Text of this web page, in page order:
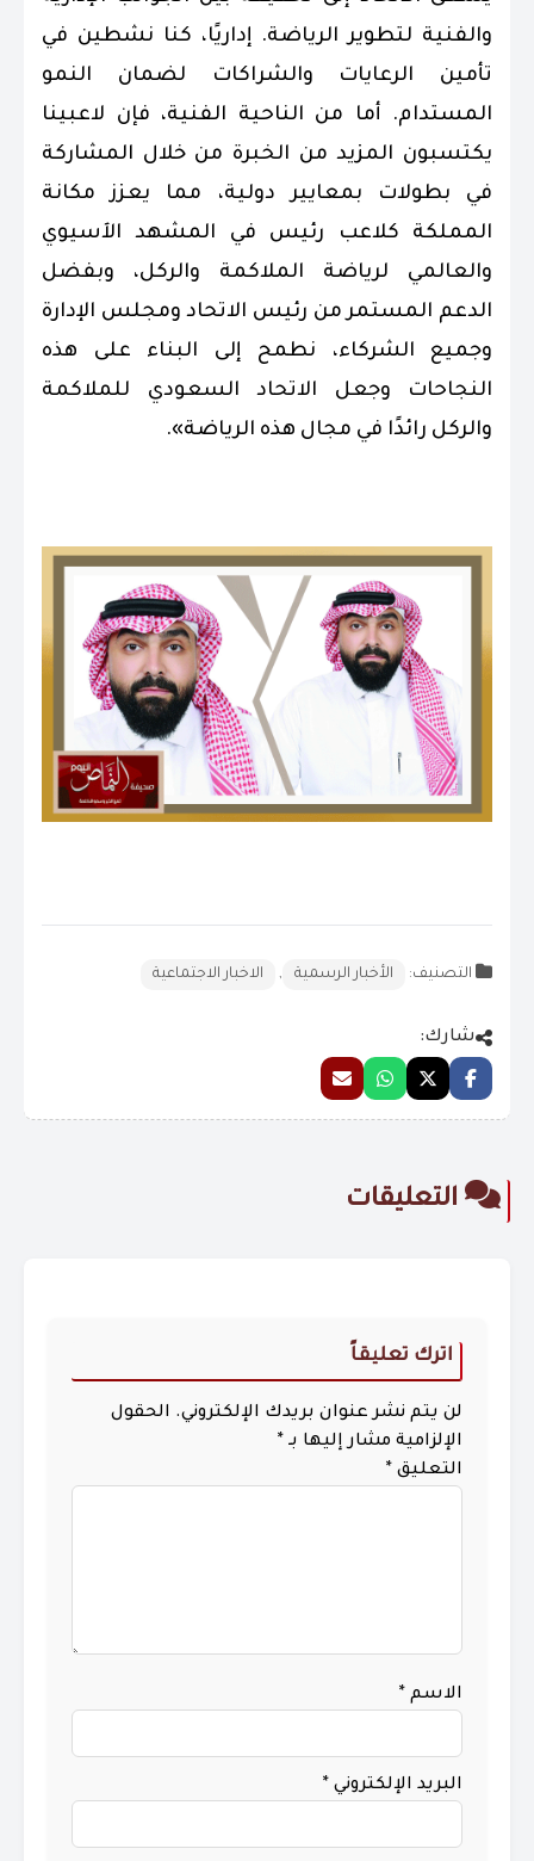
والفنية لتطوير الرياضة. إداريًا، كنا نشطين في
تأمين الرعايات والشراكات لضمان النمو
المستدام. أما من الناحية الفنية، فإن لاعبينا
يكتسبون المزيد من الخبرة من خلال المشاركة
في بطولات بمعايير دولية، مما يعزز مكانة
المملكة كلاعب رئيس في المشهد الآسيوي
والعالمي لرياضة الملاكمة والركل، وبفضل
الدعم المستمر من رئيس الاتحاد ومجلس الإدارة
وجميع الشركاء، نطمح إلى البناء على هذه
النجاحات وجعل الاتحاد السعودي للملاكمة
والركل رائدًا في مجال هذه الرياضة».
التصنيف: الأخبار الرسمية , الاخبار الاجتماعية
شارك:
التعليقات
اترك تعليقاً
لن يتم نشر عنوان بريدك الإلكتروني. الحقول
الإلزامية مشار إليها بـ *
التعليق *
الاسم *
البريد الإلكتروني *